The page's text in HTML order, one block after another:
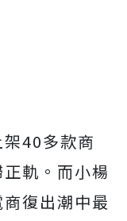
40多款商
軌。而小楊
復出潮中最